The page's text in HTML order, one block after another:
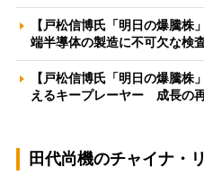
【戸松信博氏「明日の爆騰株
端半導体の製造に不可欠な検
【戸松信博氏「明日の爆騰
えるキープレーヤー 成長の
田代尚機のチャイナ・